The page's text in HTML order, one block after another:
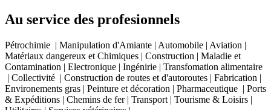
Au service des profesionnels
Pétrochimie | Manipulation d'Amiante | Automobile | Aviation |
Matériaux dangereux et Chimiques | Construction | Maladie et
Contamination | Electronique | Ingénirie | Transfomation alimentaire
| Collectivité | Construction de routes et d'autoroutes | Fabrication |
Environements gras | Peinture et décoration | Pharmaceutique | Ports
& Expéditions | Chemins de fer | Transport | Tourisme & Loisirs |